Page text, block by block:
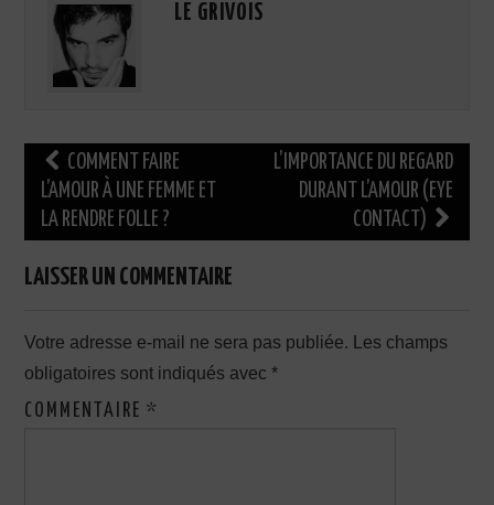
LE GRIVOIS
Navigation
des
articles
COMMENT FAIRE
L’AMOUR À UNE FEMME ET
LA RENDRE FOLLE ?
L’IMPORTANCE DU REGARD
DURANT L’AMOUR (EYE
CONTACT)
LAISSER UN COMMENTAIRE
Votre adresse e-mail ne sera pas publiée.
Les champs
obligatoires sont indiqués avec*
COMMENTAIRE*